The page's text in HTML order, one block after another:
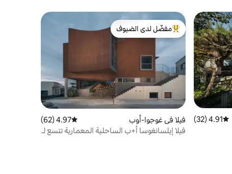
متوسط التقييم 4.91 من 5، 32 مراجعات
4.91 (32)
من أبرز البيوت المفضّلة لدى الضيوف
مفضّل لدى الضيوف
فيلا في غوجوا-أوب متوسط التقييم 4.97 من 5، 62 مراجعات
4.97 (62)
فيلا إيلسانغوسا أ+ب الساحلية المعمارية تتسع لـ